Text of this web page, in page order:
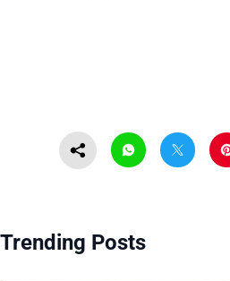
Trending Posts